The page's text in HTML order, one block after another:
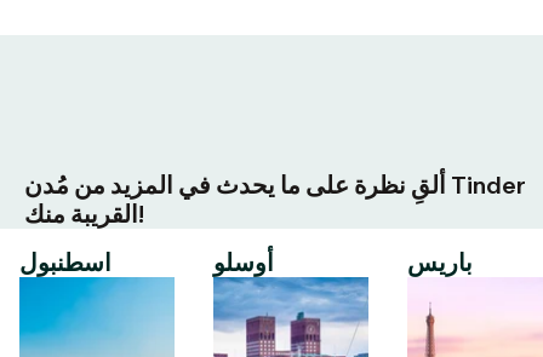
ألقِ نظرة على ما يحدث في المزيد من مُدن Tinder
القريبة منك!
اسطنبول
أوسلو باريس